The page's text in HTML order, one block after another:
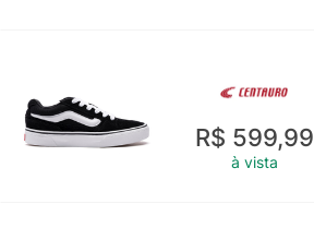
R$ 599,99
à vista